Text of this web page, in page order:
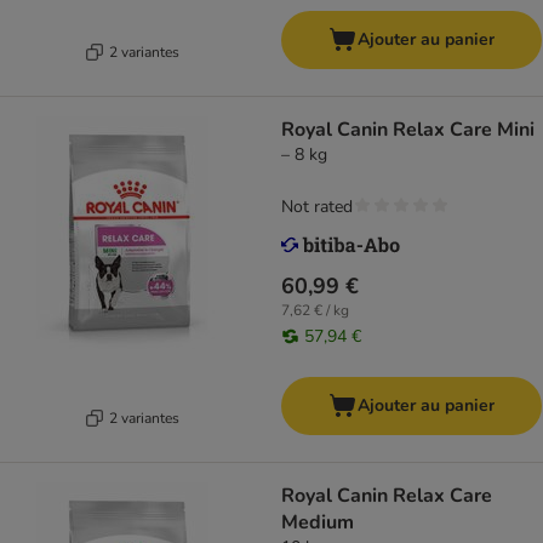
2 variantes
Ajouter au panier
2 variantes
Royal Canin Relax Care Mini
– 8 kg
60,99 €
7,62 € / kg
57,94 €
Not rated
Ajouter au panier
Royal Canin Relax Care
Medium